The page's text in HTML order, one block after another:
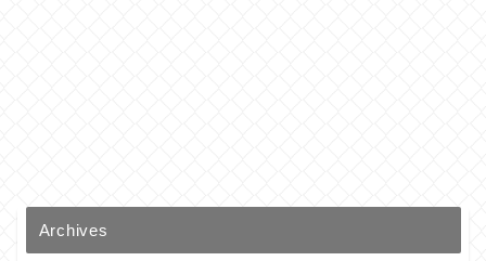
Archives